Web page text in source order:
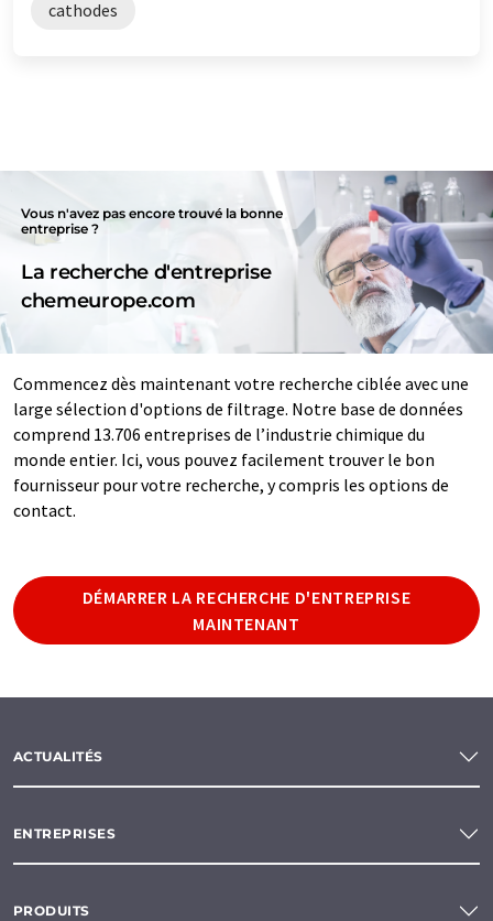
cathodes
Vous n'avez pas encore trouvé la bonne
entreprise ?
La recherche d'entreprise
chemeurope.com
Commencez dès maintenant votre recherche ciblée avec une
large sélection d'options de filtrage. Notre base de données
comprend 13.706 entreprises de l’industrie chimique du
monde entier. Ici, vous pouvez facilement trouver le bon
fournisseur pour votre recherche, y compris les options de
contact.
DÉMARRER LA RECHERCHE D'ENTREPRISE
MAINTENANT
ACTUALITÉS
ENTREPRISES
PRODUITS